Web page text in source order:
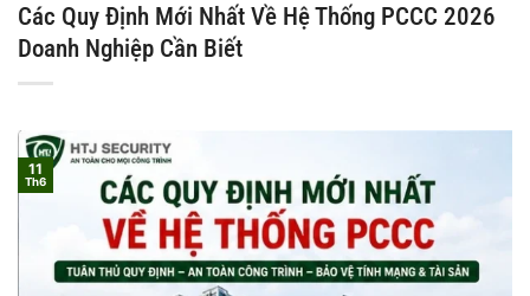
Các Quy Định Mới Nhất Về Hệ Thống PCCC 2026
Doanh Nghiệp Cần Biết
11
Th6